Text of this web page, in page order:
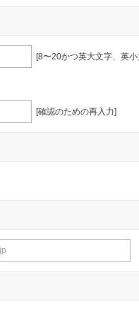
[8〜20かつ英大文字、英
[確認のための再入力]